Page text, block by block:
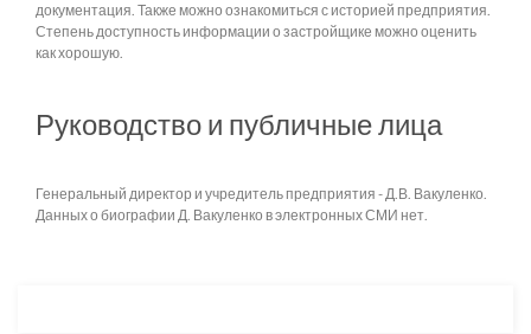
документация. Также можно ознакомиться с историей предприятия.
Степень доступность информации о застройщике можно оценить
как хорошую.
Руководство и публичные лица
Генеральный директор и учредитель предприятия - Д.В. Вакуленко.
Данных о биографии Д. Вакуленко в электронных СМИ нет.